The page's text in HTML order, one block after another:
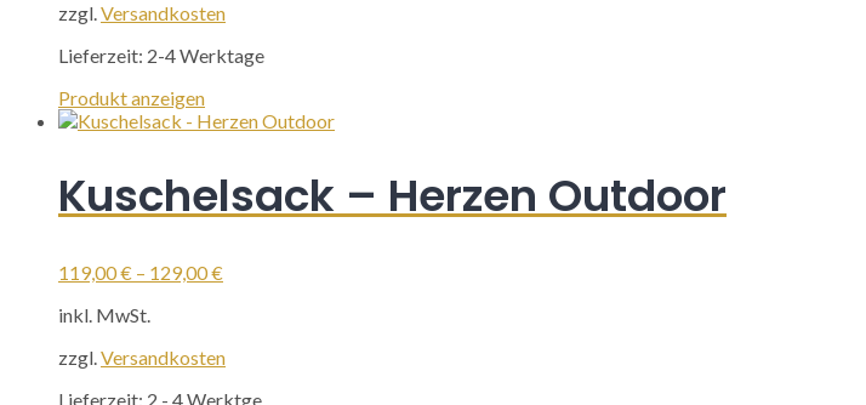
zzgl.Versandkosten
Lieferzeit: 2-4 Werktage
Produkt anzeigenDieses
Produkt
Varianten
auf.
können
Produktseite
gewählt
werden
Kuschelsack – Herzen Outdoor
119,00€ – 129,00€
inkl. MwSt.
zzgl.Versandkosten
Lieferzeit: 2 - 4 Werktge